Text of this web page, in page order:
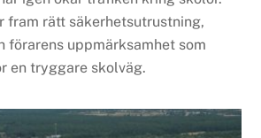
fram rätt säkerhetsutrustning,
förarens uppmärksamhet som
en tryggare skolväg.